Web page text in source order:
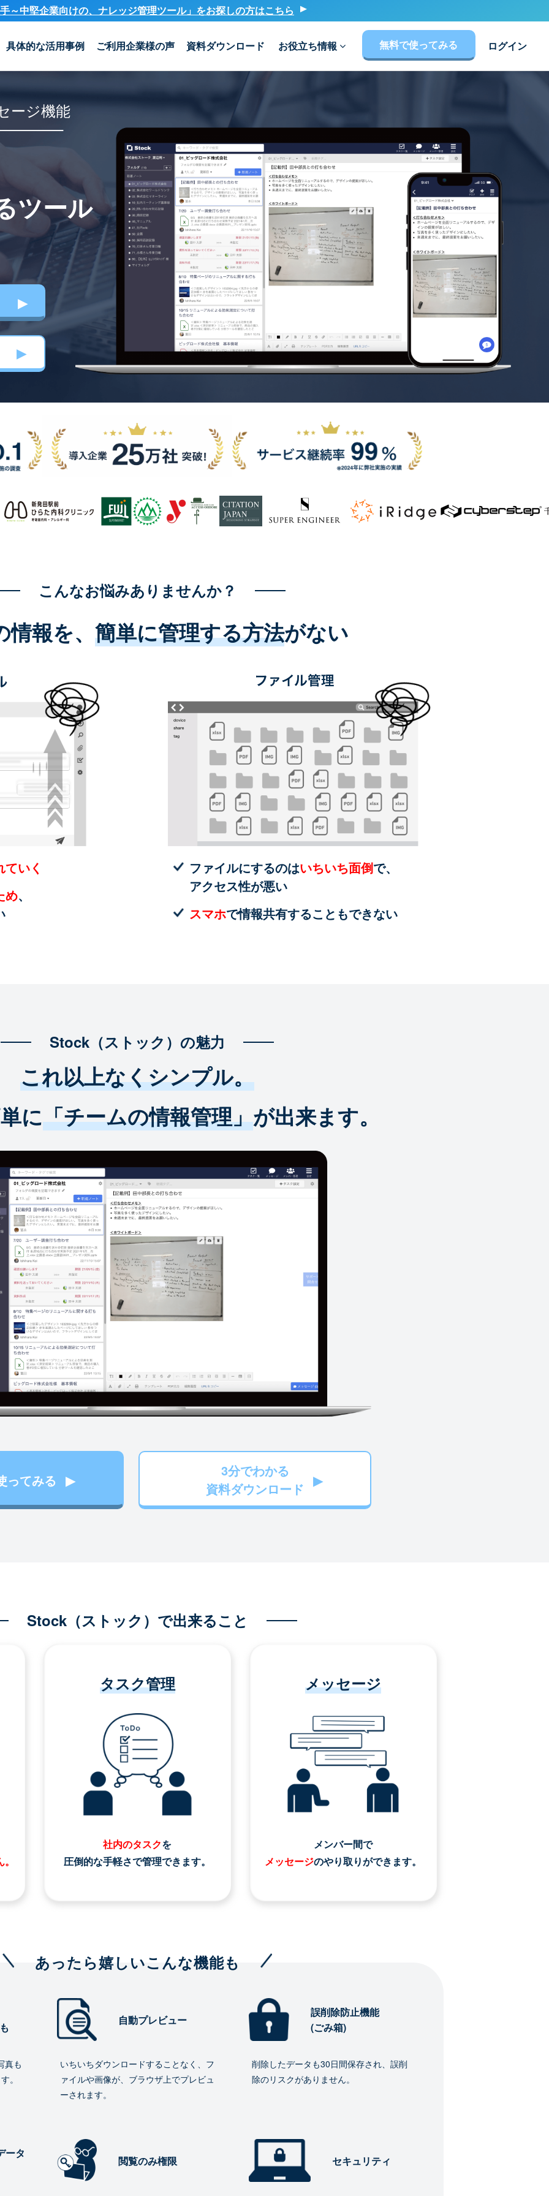
～中堅企業向けの、ナレッジ管理ツール」をお探しの方はこちら
具体的な活用事例 ご利用企業様の声 資料ダウンロード お役立ち情報 無料で使ってみる ログイン
ージ機能
ツール
こんなお悩みありませんか？
報を、 簡単に管理する方法がない
いく
め、
ファイルにするのはいちいち面倒で、
アクセス性が悪い
スマホで情報共有することもできない
Stock（ストック）の魅力
これ以上なくシンプル。
に「チームの情報管理」が出来ます。
ってみる
3分でわかる
資料ダウンロード
Stock（ストック）で出来ること
タスク管理
社内のタスクを
圧倒的な手軽さで管理できます。
メッセージ
メンバー間で
メッセージのやり取りができます。
あったら嬉しいこんな機能も
真も
。
自動プレビュー
いちいちダウンロードすることなく、フ
ァイルや画像が、ブラウザ上でプレビュ
ーされます。
誤削除防止機能
(ごみ箱)
削除したデータも30日間保存され、誤削
除のリスクがありません。
ータ
閲覧のみ権限 セキュリティ